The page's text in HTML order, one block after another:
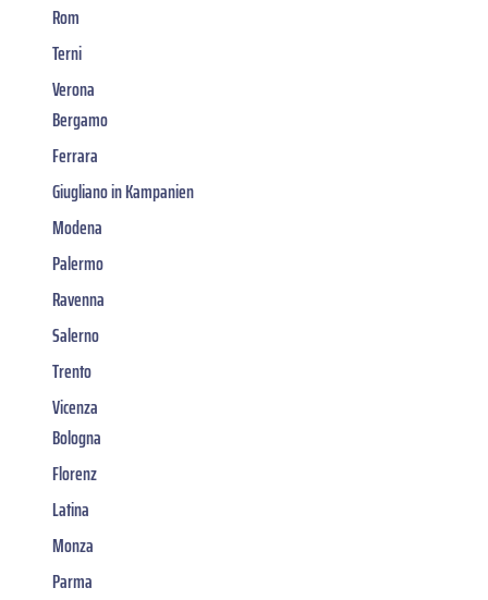
Rom
Terni
Verona
Bergamo
Ferrara
Giugliano in Kampanien
Modena
Palermo
Ravenna
Salerno
Trento
Vicenza
Bologna
Florenz
Latina
Monza
Parma